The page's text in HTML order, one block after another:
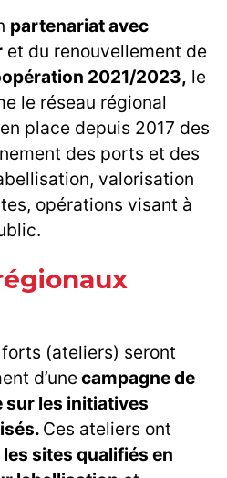
partenariat avec
et du renouvellement de
2021/2023, le
le réseau régional
place depuis 2017 des
des ports et des
valorisation
opérations visant à
(ateliers) seront
d’unecampagne de
les initiatives
Ces ateliers ont
sites qualifiés en